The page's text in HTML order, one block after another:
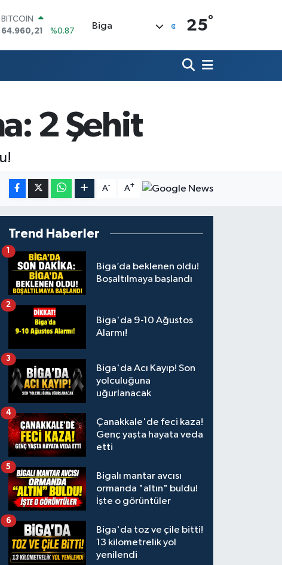
BITCOIN
64.960,21
%0.87
55,2510
%0.32
GRAM ALTIN
6648.99
%2.59
BİST100
13.773
Biga 25°
2 Şehit
A- A+
Trend Haberler
Biga’da beklenen oldu!
Boşaltılmaya başlandı
1
Biga'da 9-10 Ağustos
Alarmı!
2
Biga'da Acı Kayıp! Son
yolculuğuna
uğurlanacak
3
Çanakkale'de feci kaza!
Genç yaşta hayata veda
etti
4
Bigalı mantar avcısı
ormanda "altın" buldu!
İşte o görüntüler
5
Biga'da toz ve çile bitti!
13 kilometrelik yol
yenilendi
6